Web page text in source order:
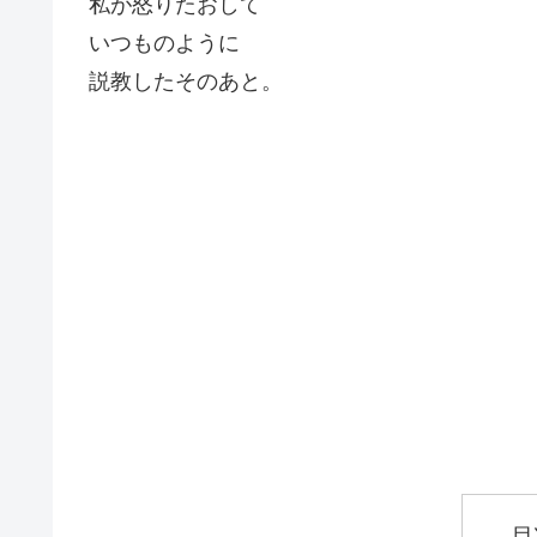
いつものように
説教したそのあと。